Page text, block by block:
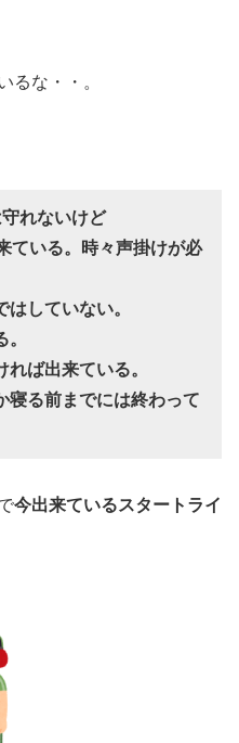
るな・・。
れないけど
ている。時々声掛けが必
はしていない。
れば出来ている。
寝る前までには終わって
今出来ているスタートライ